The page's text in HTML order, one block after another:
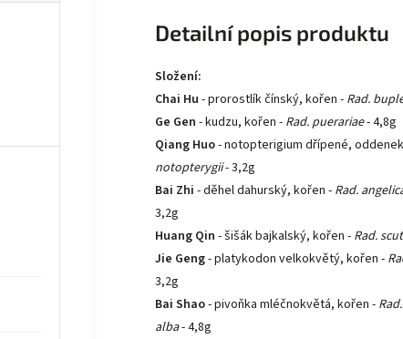
Detailní popis produktu
Složení:
Chai Hu - prorostlík čínský, kořen - Rad.
Ge Gen - kudzu, kořen - Rad. puerariae- 4,8g
Qiang Huo- notopterigium dřípené,
notopterygii- 3,2g
Bai Zhi - děhel dahurský, kořen - Rad.
3,2g
Huang Qin - šišák bajkalský, kořen - Rad.
Jie Geng- platykodon velkokvětý, kořen -
3,2g
Bai Shao- pivoňka mléčnokvětá, kořen -
alba- 4,8g